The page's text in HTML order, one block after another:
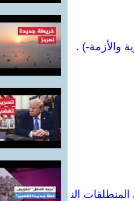
والأزمة-) .
المنطلقات الن